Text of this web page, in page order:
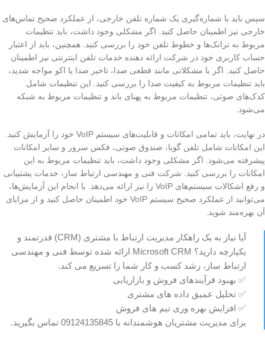
سپس باید با شماره‌گیری یک شماره تلفن خارجی، از عملکرد صحیح تماس‌های
خارجی نیز اطمینان حاصل کنید. اگر مشکلی وجود داشت، باید تنظیمات
مربوط به ترانک‌ها و خطوط تلفن خود را بررسی کنید. همچنین، باید از اعتبار
حساب کاربری خود در شرکت ارائه دهنده خدمات تلفن اینترنتی نیز اطمینان
حاصل کنید. اگر با مشکلاتی مانند قطعی صدا، تاخیر صدا یا اکو مواجه شدید،
باید تنظیمات مربوط به کیفیت صدا را بررسی کنید. این تنظیمات شامل
کدک‌های صوتی، تنظیمات مربوط به پهنای باند و تنظیمات مربوط به شبکه
می‌شود.
در نهایت، باید تمامی امکانات و قابلیت‌های سیستم VoIP خود را آزمایش کنید.
این امکانات شامل تلفن گویا، صندوق صوتی، فکس سرور و سایر امکانات
پیشرفته می‌شود. اگر مشکلی وجود داشت، باید تنظیمات مربوط به این
امکانات را بررسی کنید. شرکت فنی و مهندسی ارتباط ساز، خدمات پشتیبانی
و رفع اشکالات سیستم‌های VoIP را نیز ارائه می‌دهد. با انجام این آزمایش‌ها،
می‌توانید از عملکرد صحیح سیستم VoIP خود اطمینان حاصل کنید و از مزایای
آن بهره‌مند شوید.
آیا نیاز به یک راهکار مدیریت ارتباط با مشتری (CRM) قدرتمند و
یکپارچه دارید؟ Microsoft CRM ارائه شده توسط فنی و مهندسی
ارتباط ساز، رشد کسب و کار شما را تسریع می کند.
✅ بهبود فرآیندهای فروش و بازاریابی
✅ تحلیل عمیق داده های مشتری
✅ افزایش بهره وری تیم های فروش
برای مدیریت مشتریان هوشمندانه با 09124135845 تماس بگیرید.